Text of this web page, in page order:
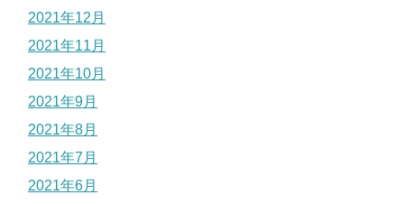
2021年12月
2021年11月
2021年10月
2021年9月
2021年8月
2021年7月
2021年6月